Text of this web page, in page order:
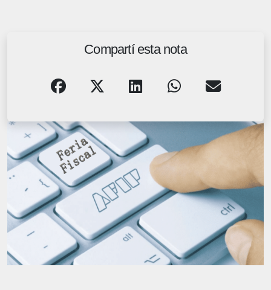
Compartí esta nota